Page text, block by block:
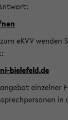
eKVV wenden
bielefeld.de
einzelner
in